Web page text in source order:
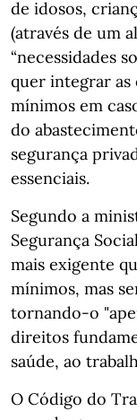
de idosos,
(através de um
“necessidades
quer integrar as
mínimos em
do
segurança
essenciais.
Segundo a
Segurança
mais exigente
mínimos, mas
tornando-o
direitos
saúde, ao
O Código do